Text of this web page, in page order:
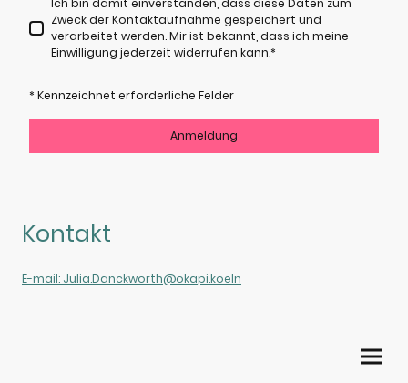
Ich bin damit einverstanden, dass diese Daten zum
Zweck der Kontaktaufnahme gespeichert und
verarbeitet werden. Mir ist bekannt, dass ich meine
Einwilligung jederzeit widerrufen kann.*
* Kennzeichnet erforderliche Felder
Anmeldung
Kontakt
E-mail: Julia.Danckworth@okapi.koeln